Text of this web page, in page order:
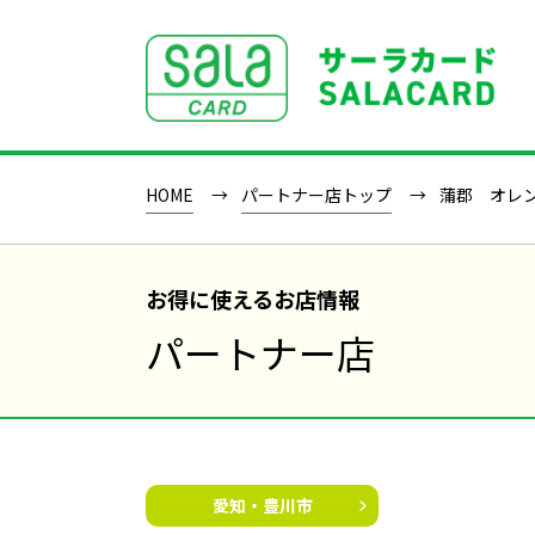
HOME パートナー店トップ 蒲郡 オレ
お得に使えるお店情報
パートナー店
愛知・豊川市